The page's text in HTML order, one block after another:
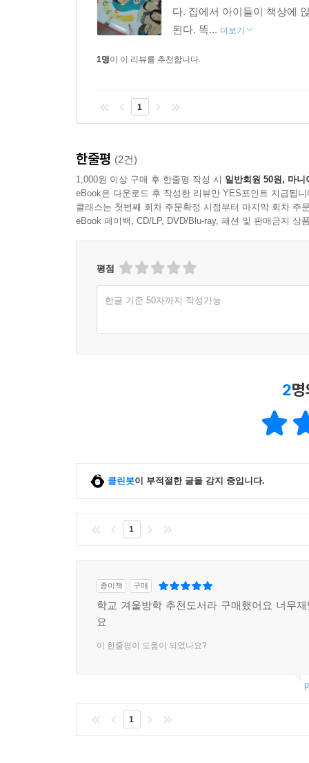
다. 집에서 아이들이 책상에
된다. 똑... 더보기
1명이 이 리뷰를 추천합니다.
1
한줄평 (2건)
1,000원 이상 구매 후 한줄평 작성 시 일반회원 50원, 마니
eBook은 다운로드 후 작성한 리뷰만 YES포인트 지급됩니
클래스는 첫번째 회차 주문확정 시점부터 마지막 회차 주
eBook 페이백, CD/LP, DVD/Blu-ray, 패션 및 판매금지 상
평점
한글 기준 50자까지 작성가능
2
클린봇이 부적절한 글을 감지 중입니다.
1
종이책 구매
학교 겨울방학 추천도서라 구매했어요 너무
요
이 한줄평이 도움이 되었나요?
1